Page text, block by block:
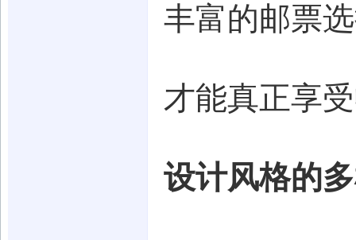
丰富的邮票
才能真正享
设计风格的